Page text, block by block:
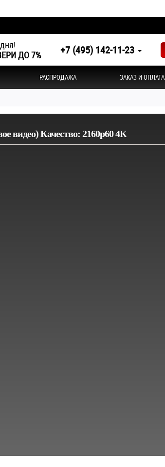
ДО 7%
+7 (495) 142-11-23
РАСПРОДАЖА ЗАКАЗ И ОПЛАТА
видео) Качество: 2160р60 4К